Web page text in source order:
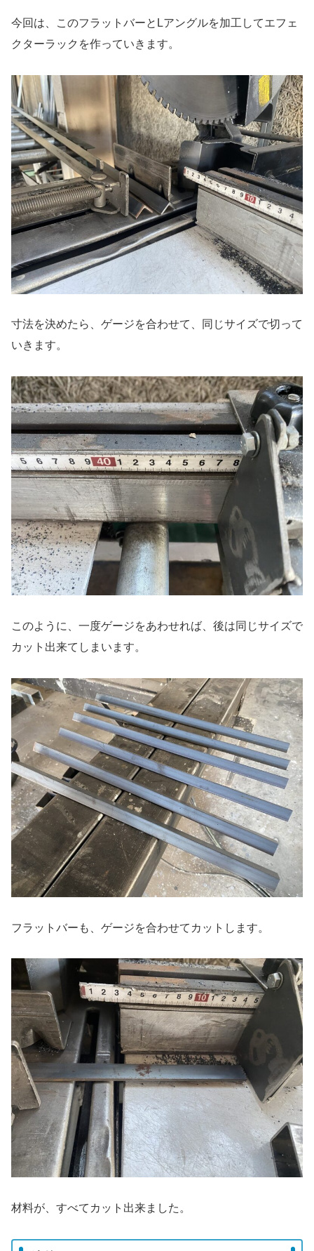
今回は、このフラットバーとLアングルを加工してエフェ
クターラックを作っていきます。
寸法を決めたら、ゲージを合わせて、同じサイズで切って
いきます。
このように、一度ゲージをあわせれば、後は同じサイズで
カット出来てしまいます。
フラットバーも、ゲージを合わせてカットします。
材料が、すべてカット出来ました。